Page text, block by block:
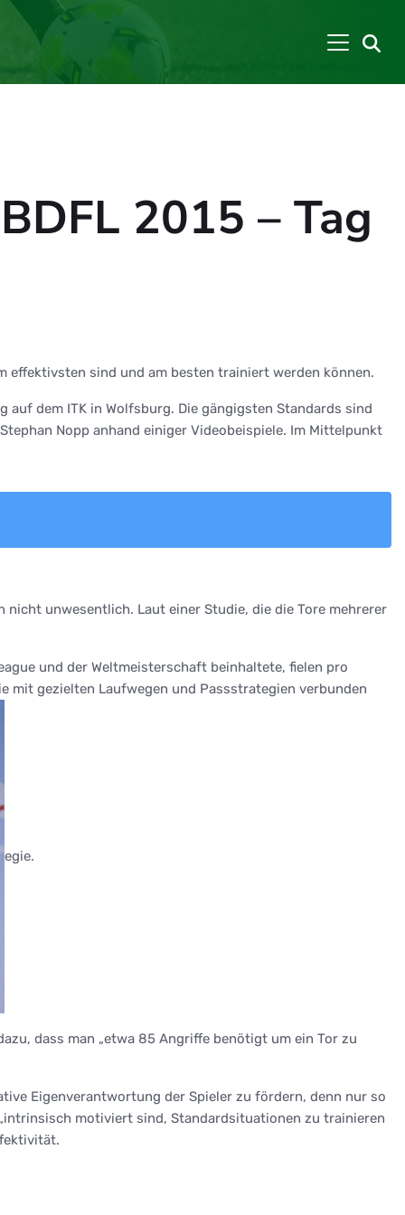
2015 – Tag
effektivsten sind und am besten trainiert werden können.
dem ITK in Wolfsburg. Die gängigsten Standards sind
Nopp anhand einiger Videobeispiele. Im Mittelpunkt
unwesentlich. Laut einer Studie, die die Tore mehrerer
und der Weltmeisterschaft beinhaltete, fielen pro
mit gezielten Laufwegen und Passstrategien verbunden
egie.
dass man „etwa 85 Angriffe benötigt um ein Tor zu
Eigenverantwortung der Spieler zu fördern, denn nur so
motiviert sind, Standardsituationen zu trainieren